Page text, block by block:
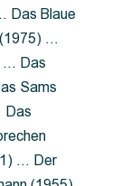
Das Blaue
…
… Das
Sams
Das
… Der